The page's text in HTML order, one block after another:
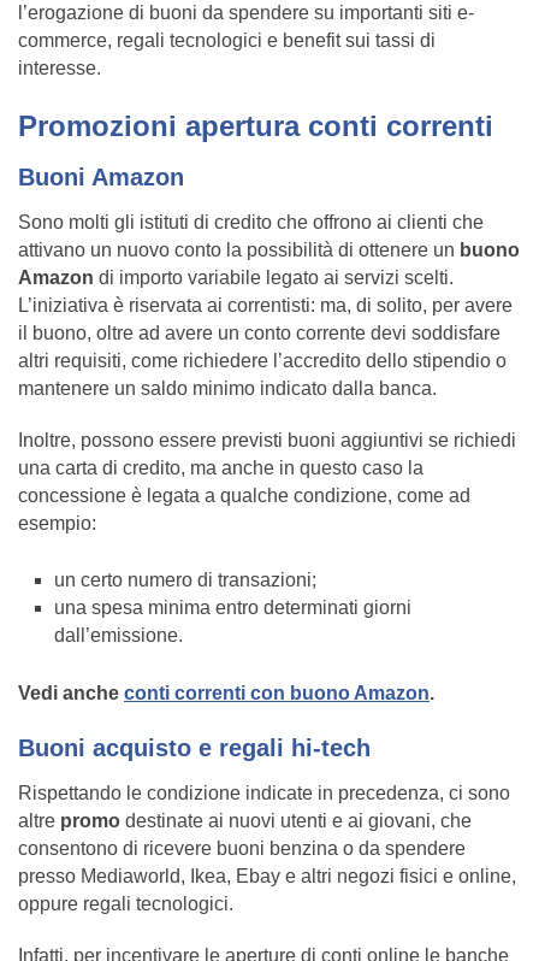
l’erogazione di buoni da spendere su importanti siti e-
commerce, regali tecnologici e benefit sui tassi di
interesse.
Promozioni apertura conti correnti
Buoni Amazon
Sono molti gli istituti di credito che offrono ai clienti che
attivano un nuovo conto la possibilità di ottenere un buono
Amazon di importo variabile legato ai servizi scelti.
L’iniziativa è riservata ai correntisti: ma, di solito, per avere
il buono, oltre ad avere un conto corrente devi soddisfare
altri requisiti, come richiedere l’accredito dello stipendio o
mantenere un saldo minimo indicato dalla banca.
Inoltre, possono essere previsti buoni aggiuntivi se richiedi
una carta di credito, ma anche in questo caso la
concessione è legata a qualche condizione, come ad
esempio:
un certo numero di transazioni;
una spesa minima entro determinati giorni
dall’emissione.
Vedi anche conti correnti con buono Amazon.
Buoni acquisto e regali hi-tech
Rispettando le condizione indicate in precedenza, ci sono
altre promo destinate ai nuovi utenti e ai giovani, che
consentono di ricevere buoni benzina o da spendere
presso Mediaworld, Ikea, Ebay e altri negozi fisici e online,
oppure regali tecnologici.
Infatti, per incentivare le aperture di conti online le banche